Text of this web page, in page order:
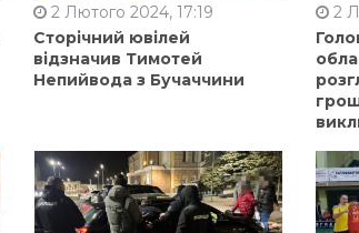
2 Лютого 2024, 17:19
Сторічний ювілей
відзначив Тимотей
Непийвода з Бучаччини
2